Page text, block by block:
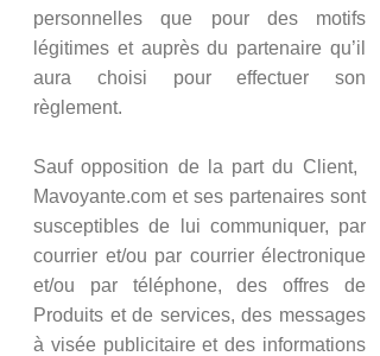
personnelles que pour des motifs
légitimes et auprès du partenaire qu’il
aura choisi pour effectuer son
règlement.
Sauf opposition de la part du Client, ​​​​​​
Mavoyante.com et ses partenaires sont
susceptibles de lui communiquer, par
courrier et/ou par courrier électronique
et/ou par téléphone, des offres de
Produits et de services, des messages
à visée publicitaire et des informations